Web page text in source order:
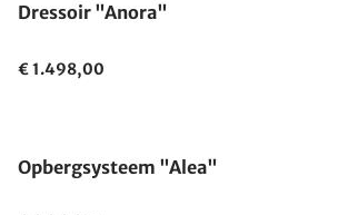
Dressoir "Anora"
€ 1.498,00
Opbergsysteem "Alea"